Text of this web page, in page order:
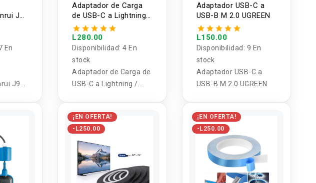
J9
En
J9
Adaptador de Carga
de USB-C a Lightning /
Lightning a USB-C
L280.00
Disponibilidad:4 En
stock
Adaptador de Carga de
USB-C a Lightning /
Adaptador USB-C a
USB-B M 2.0 UGREEN
L150.00
Disponibilidad: 9 En
stock
Adaptador USB-C a
USB-B M 2.0 UGREEN
¡EN OFERTA!
-L250.00
¡EN OFERTA!
-L250.00